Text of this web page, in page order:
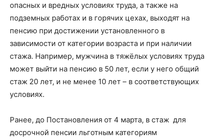
опасных и вредных условиях труда, а также на
подземных работах и в горячих цехах, выходят на
пенсию при достижении установленного в
зависимости от категории возраста и при наличии
стажа. Например, мужчина в тяжёлых условиях труда
может выйти на пенсию в 50 лет, если у него общий
стаж 20 лет, и не менее 10 лет – в соответствующих
условиях.
Ранее, до Постановления от 4 марта, в стаж для
досрочной пенсии льготным категориям